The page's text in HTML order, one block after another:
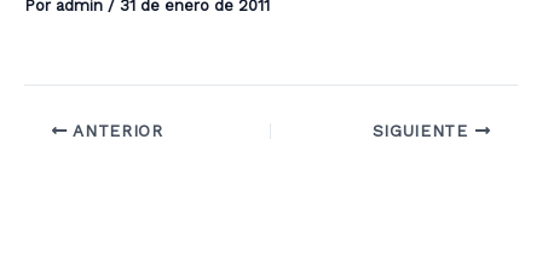
Por admin / 31 de enero de 2011
ANTERIOR SIGUIENTE